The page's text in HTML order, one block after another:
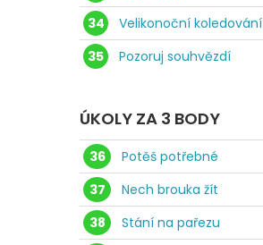
34
Velikonoční koledování
35
Pozoruj souhvězdí
ÚKOLY ZA 3 BODY
36
Potěš potřebné
37
Nech brouka žít
38
Stání na pařezu